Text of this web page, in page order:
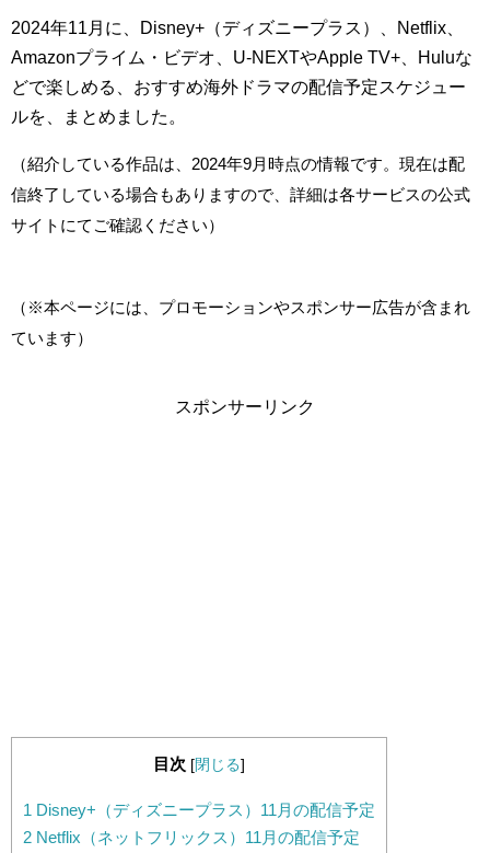
2024年11月に、Disney+（ディズニープラス）、Netflix、
Amazonプライム・ビデオ、U-NEXTやApple TV+、Huluな
どで楽しめる、おすすめ海外ドラマの配信予定スケジュー
ルを、まとめました。
（紹介している作品は、2024年9月時点の情報です。現在は配
信終了している場合もありますので、詳細は各サービスの公式
サイトにてご確認ください）
（※本ページには、プロモーションやスポンサー広告が含まれ
ています）
スポンサーリンク
目次 [閉じる]
1 Disney+（ディズニープラス）11月の配信予定
2 Netflix（ネットフリックス）11月の配信予定